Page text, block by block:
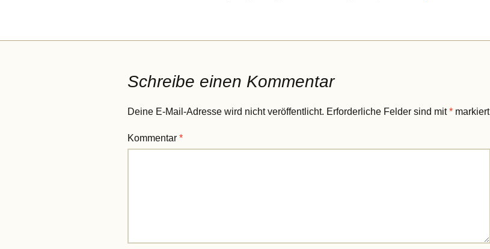
Schreibe einen Kommentar
Deine E-Mail-Adresse wird nicht veröffentlicht. Erforderliche Felder sind mit* markiert
Kommentar *